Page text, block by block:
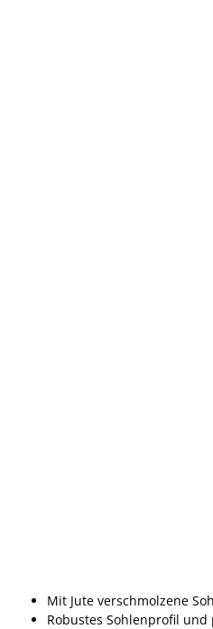
Mit Jute verschmolzene
Robustes Sohlenprofil